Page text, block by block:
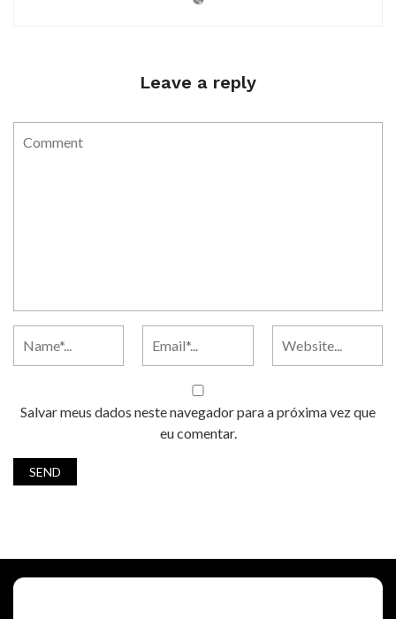
Leave a reply
Salvar meus dados neste navegador para a próxima vez que
eu comentar.